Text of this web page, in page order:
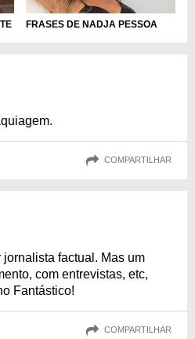
FRASES DE NADJA PESSOA
COMPARTILHAR
factual. Mas um
com entrevistas, etc,
Fantástico!
COMPARTILHAR